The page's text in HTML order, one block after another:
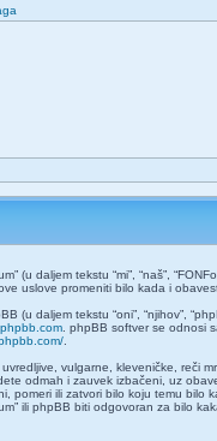
(u daljem tekstu “mi”, “naš”,
ove uslove promeniti bilo kada i
(u daljem tekstu “oni”, “njihov”,
. phpBB softver se odnosi
.
vulgarne, kleveničke, reči
odmah i zauvek izbačeni, uz
pomeri ili zatvori bilo koju temu
ili phpBB biti odgovoran za bilo